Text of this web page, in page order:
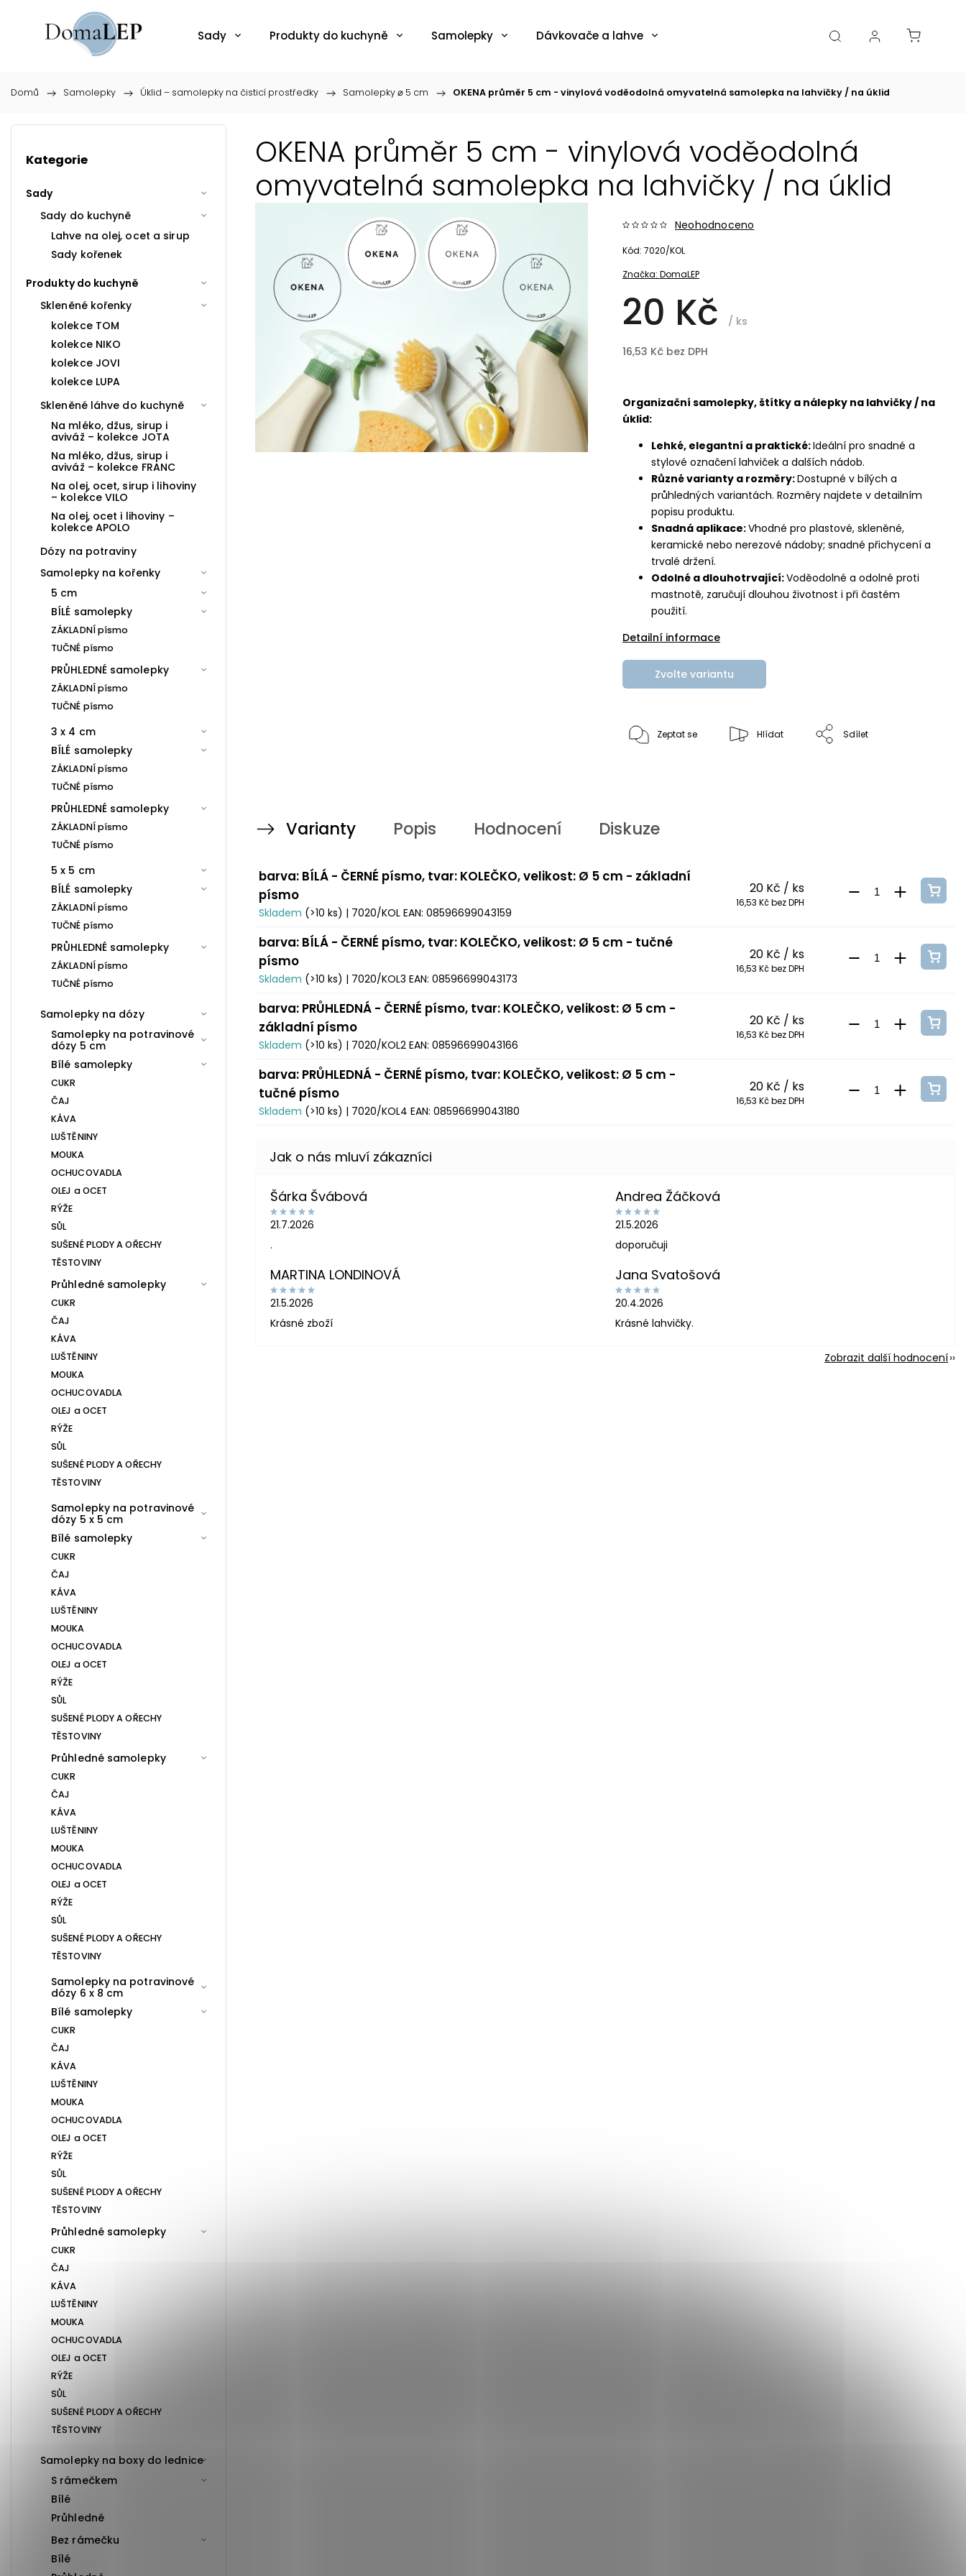
Sady Produkty do kuchyně Samolepky Dávkovače a lahve Boxy, dózy, kořenky, skleničky Akce
Domů / Samolepky / Úklid – samolepky na čisticí prostředky / Samolepky ⌀ 5 cm / OKENA průměr 5 cm - vinylová voděodolná omyvatelná samolepka na lahvičky / na úklid
Kategorie
Sady
Sady do kuchyně
Lahve na olej, ocet a sirup
Sady kořenek
Produkty do kuchyně
Skleněné kořenky
kolekce TOM
kolekce NIKO
kolekce JOVI
kolekce LUPA
Skleněné láhve do kuchyně
Na mléko, džus, sirup i
aviváž – kolekce JOTA
Na mléko, džus, sirup i
aviváž – kolekce FRANC
Na olej, ocet, sirup i lihoviny
– kolekce VILO
Na olej, ocet i lihoviny –
kolekce APOLO
Dózy na potraviny
Samolepky na kořenky
5 cm
BÍLÉ samolepky
ZÁKLADNÍ písmo
TUČNÉ písmo
PRŮHLEDNÉ samolepky
ZÁKLADNÍ písmo
TUČNÉ písmo
3 x 4 cm
BÍLÉ samolepky
ZÁKLADNÍ písmo
TUČNÉ písmo
PRŮHLEDNÉ samolepky
ZÁKLADNÍ písmo
TUČNÉ písmo
5 x 5 cm
BÍLÉ samolepky
ZÁKLADNÍ písmo
TUČNÉ písmo
PRŮHLEDNÉ samolepky
ZÁKLADNÍ písmo
TUČNÉ písmo
Samolepky na dózy
Samolepky na potravinové
dózy 5 cm
Bílé samolepky
CUKR
ČAJ
KÁVA
LUŠTĚNINY
MOUKA
OCHUCOVADLA
OLEJ a OCET
RÝŽE
SŮL
SUŠENÉ PLODY A OŘECHY
TĚSTOVINY
Průhledné samolepky
CUKR
ČAJ
KÁVA
LUŠTĚNINY
MOUKA
OCHUCOVADLA
OLEJ a OCET
RÝŽE
SŮL
SUŠENÉ PLODY A OŘECHY
TĚSTOVINY
Samolepky na potravinové
dózy 5 x 5 cm
Bílé samolepky
CUKR
ČAJ
KÁVA
LUŠTĚNINY
MOUKA
OCHUCOVADLA
OLEJ a OCET
RÝŽE
SŮL
SUŠENÉ PLODY A OŘECHY
TĚSTOVINY
Průhledné samolepky
CUKR
ČAJ
KÁVA
LUŠTĚNINY
MOUKA
OCHUCOVADLA
OLEJ a OCET
RÝŽE
SŮL
SUŠENÉ PLODY A OŘECHY
TĚSTOVINY
Samolepky na potravinové
dózy 6 x 8 cm
Bílé samolepky
CUKR
ČAJ
KÁVA
LUŠTĚNINY
MOUKA
OCHUCOVADLA
OLEJ a OCET
RÝŽE
SŮL
SUŠENÉ PLODY A OŘECHY
TĚSTOVINY
Průhledné samolepky
CUKR
ČAJ
KÁVA
LUŠTĚNINY
MOUKA
OCHUCOVADLA
OLEJ a OCET
RÝŽE
SŮL
SUŠENÉ PLODY A OŘECHY
TĚSTOVINY
Samolepky na boxy do lednice
S rámečkem
Bílé
Průhledné
Bez rámečku
Bílé
OKENA průměr 5 cm - vinylová voděodolná
omyvatelná samolepka na lahvičky / na úklid
Značka: DomaLEP
Neohodnoceno
20 Kč / ks
16,53 Kč bez DPH
Kód: 7020/KOL
Organizační samolepky, štítky a nálepky na lahvičky / na
úklid:
Lehké, elegantní a praktické:Ideální pro snadné a
stylové označení lahviček a dalších nádob.
Různé varianty a rozměry:Dostupné v bílých a
průhledných variantách. Rozměry najdete v detailním
popisu produktu.
Snadná aplikace:Vhodné pro plastové, skleněné,
keramické nebo nerezové nádoby; snadné přichycení a
trvalé držení.
Odolné a dlouhotrvající:Voděodolné a odolné proti
mastnotě, zaručují dlouhou životnost i při častém
použití.
Detailní informace
Zvolte variantu
Zeptat se Hlídat Sdílet
Varianty Popis Hodnocení Diskuze
barva: BÍLÁ - ČERNÉ písmo, tvar: KOLEČKO, velikost: Ø 5 cm - základní
písmo
Skladem (>10 ks) | 7020/KOL EAN: 08596699043159
20 Kč / ks
16,53 Kč bez DPH
barva: BÍLÁ - ČERNÉ písmo, tvar: KOLEČKO, velikost: Ø 5 cm - tučné
písmo
Skladem (>10 ks) | 7020/KOL3 EAN: 08596699043173
20 Kč / ks
16,53 Kč bez DPH
barva: PRŮHLEDNÁ - ČERNÉ písmo, tvar: KOLEČKO, velikost: Ø 5 cm -
základní písmo
Skladem (>10 ks) | 7020/KOL2 EAN: 08596699043166
20 Kč / ks
16,53 Kč bez DPH
barva: PRŮHLEDNÁ - ČERNÉ písmo, tvar: KOLEČKO, velikost: Ø 5 cm -
tučné písmo
Skladem (>10 ks) | 7020/KOL4 EAN: 08596699043180
20 Kč / ks
16,53 Kč bez DPH
Šárka Švábová
21.7.2026
.
Andrea Žáčková
21.5.2026
doporučuji
MARTINA LONDINOVÁ
21.5.2026
Krásné zboží
Jana Svatošová
20.4.2026
Krásné lahvičky.
Zobrazit další hodnocení